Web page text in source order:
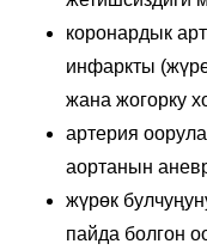
коронардык
инфаркты
жана жогорку
артерия
аортанын
жүрөк
пайда болгон